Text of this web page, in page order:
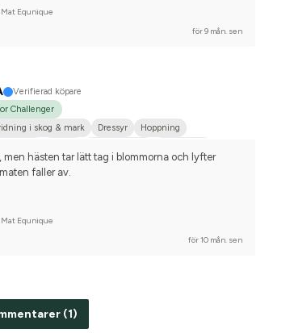
Equnique
för 9 mån. sen
Verifierad köpare
Challenger
i skog & mark
Dressyr
Hoppning
tävlar inte
men hästen tar lätt tag i blommorna och lyfter
faller av.
Equnique
för 10 mån. sen
(1)